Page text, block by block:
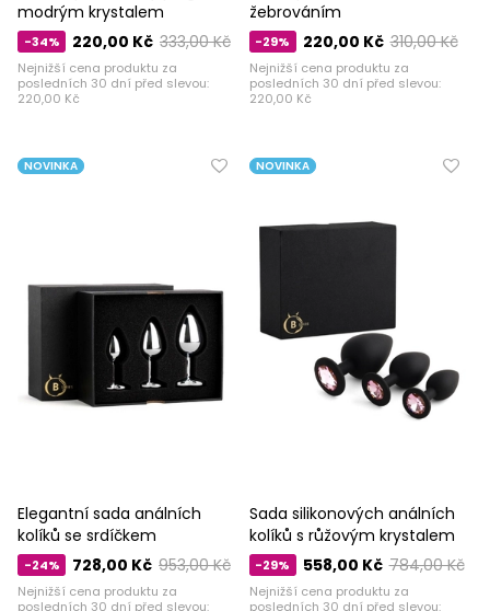
modrým krystalem
-34% 333,00 Kč
220,00 Kč
Nejnižší cena produktu za
posledních 30 dní před slevou:
220,00 Kč
žebrováním
-29% 310,00 Kč
220,00 Kč
Nejnižší cena produktu za
posledních 30 dní před slevou:
220,00 Kč
NOVINKA
Elegantní sada análních
kolíků se srdíčkem
-24% 953,00 Kč
728,00 Kč
Nejnižší cena produktu za
posledních 30 dní před slevou:
NOVINKA
Sada silikonových análních
kolíků s růžovým krystalem
-29% 784,00 Kč
558,00 Kč
Nejnižší cena produktu za
posledních 30 dní před slevou: